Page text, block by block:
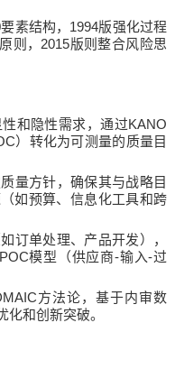
要素结构， 1994版强化过程
则， 2015版则整合风险思
和隐性需求，通过KANO
）转化为可测量的质量目
量方针，确保其与战略目
如预算、信息化工具和跨
订单处理、产品开发），
模型（供应商-输入-过
方法论，基于内审数
和创新突破。